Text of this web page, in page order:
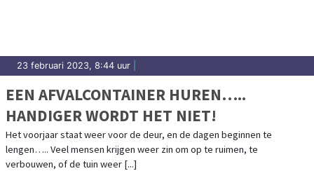
23 februari 2023, 8:44 uur
EEN AFVALCONTAINER HUREN…..
HANDIGER WORDT HET NIET!
Het voorjaar staat weer voor de deur, en de dagen beginnen te
lengen….. Veel mensen krijgen weer zin om op te ruimen, te
verbouwen, of de tuin weer [...]